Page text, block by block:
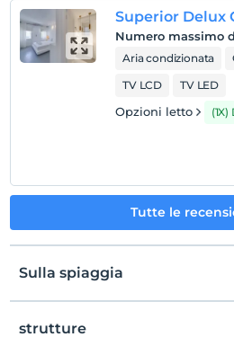
Numero massimo
Aria condizionata
TV LCD
TV LED
Opzioni letto
Tutte le
Sulla spiaggia
strutture